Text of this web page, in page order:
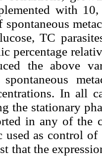
with
spontaneous
TC
percentage
the above
In all
the stationary
in any of the
used as control
that the